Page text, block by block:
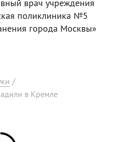
врач учреждения
поликлиника №5
города Москвы»
/
в Кремле